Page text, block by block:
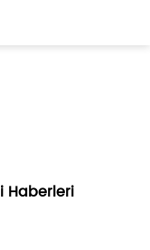
Haberleri